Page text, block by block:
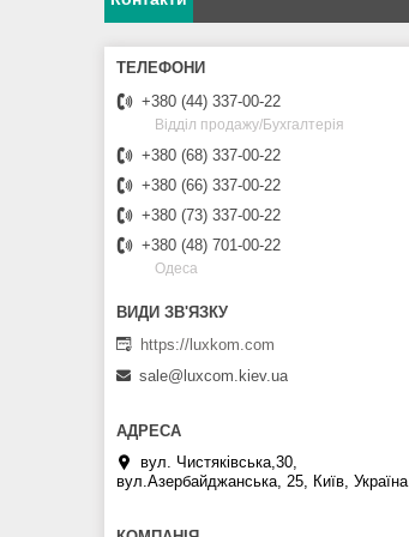
+380 (44) 337-00-22
Відділ продажу/Бухгалтерія
+380 (68) 337-00-22
+380 (66) 337-00-22
+380 (73) 337-00-22
+380 (48) 701-00-22
Одеса
https://luxkom.com
sale@luxcom.kiev.ua
вул. Чистяківська,30,
вул.Азербайджанська, 25, Київ, Україна